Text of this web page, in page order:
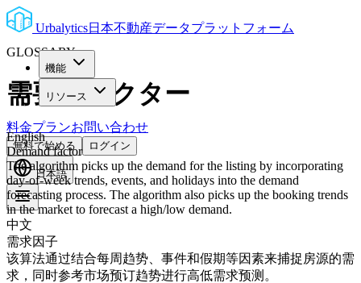
Urbalytics日本不動産データプラットフォーム
機能
リソース
料金プランお問い合わせ
無料で始める ログイン
日本語
GLOSSARY
需要ファクター
English
Demand factor
The algorithm picks up the demand for the listing by incorporating
day-of-week trends, events, and holidays into the demand
forecasting process. The algorithm also picks up the booking trends
in the market to forecast a high/low demand.
中文
需求因子
该算法通过结合每周趋势、事件和假期等因素来捕捉房源的需
求，同时参考市场预订趋势进行高低需求预测。